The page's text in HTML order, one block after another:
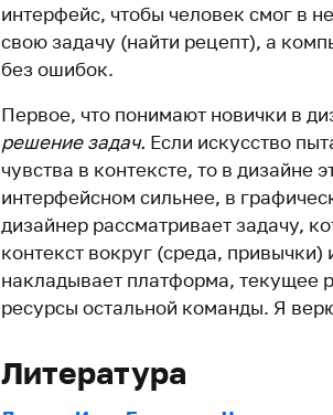
интерфейс, чтобы человек смог в
свою задачу (найти рецепт), а
без ошибок.
Первое, что понимают новички в
решение задач. Если искусство
чувства в контексте, то в дизайне
интерфейсном сильнее, в
дизайнер рассматривает задачу,
контекст вокруг (среда, привычки)
накладывает платформа, текущее
ресурсы остальной команды. Я
Литература